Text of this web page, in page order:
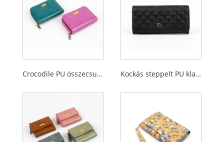
Crocodile PU összecsukható női érme pénztárca cipzáras zsebbel Kockás steppelt PU klasszikus női pénztárca